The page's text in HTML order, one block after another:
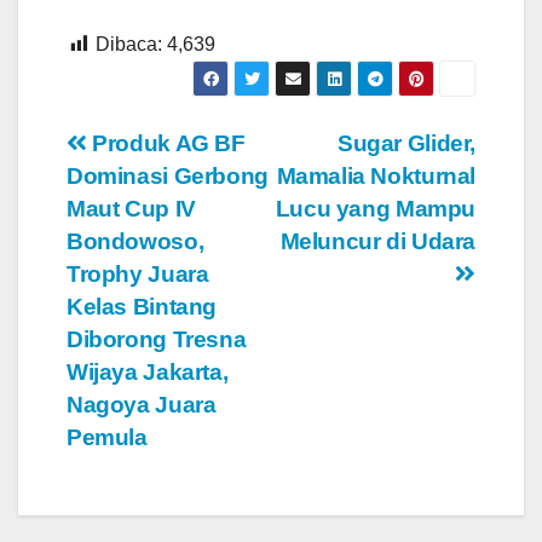
Dibaca: 4,639
Navigasi
pos
Sugar Glider,
Mamalia Nokturnal
Lucu yang Mampu
Meluncur di Udara
Produk AG BF
Dominasi Gerbong
Maut Cup IV
Bondowoso,
Trophy Juara
Kelas Bintang
Diborong Tresna
Wijaya Jakarta,
Nagoya Juara
Pemula